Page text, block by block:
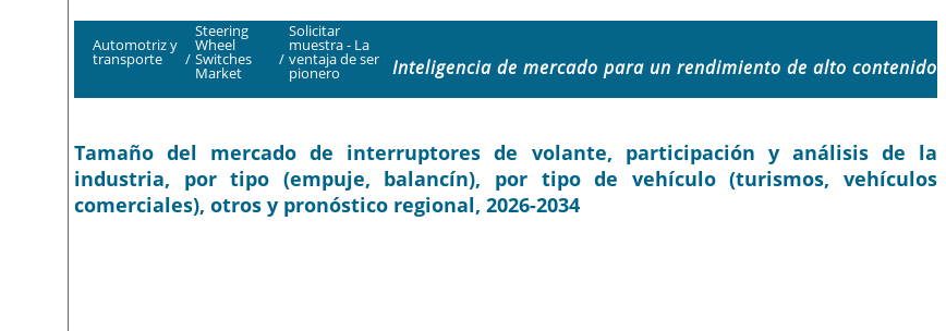
Automotriz y
transporte /
Steering
Wheel
Switches
Market
/
Solicitar
muestra - La
ventaja de ser
pionero Inteligencia de mercado para un rendimiento de alto contenido
Tamaño del mercado de interruptores de volante, participación y análisis de la
industria, por tipo (empuje, balancín), por tipo de vehículo (turismos, vehículos
comerciales), otros y pronóstico regional, 2026-2034